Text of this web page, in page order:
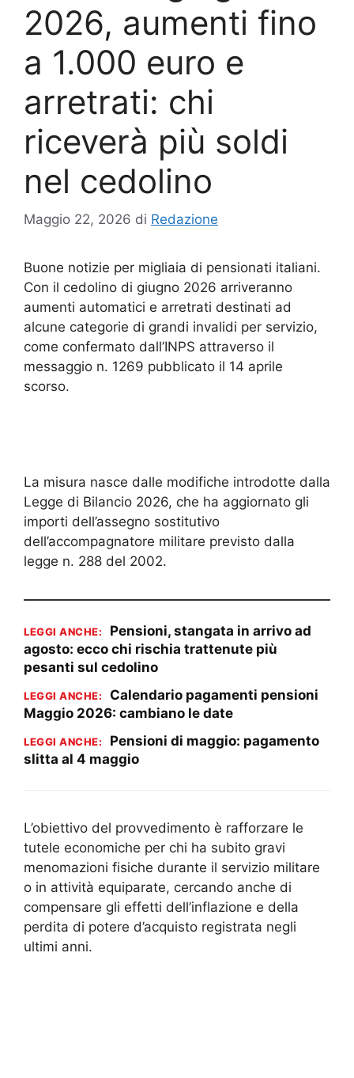
2026, aumenti fino
a 1.000 euro e
arretrati: chi
riceverà più soldi
nel cedolino
Maggio 22, 2026 di Redazione
Buone notizie per migliaia di pensionati italiani.
Con il cedolino di giugno 2026 arriveranno
aumenti automatici e arretrati destinati ad
alcune categorie di grandi invalidi per servizio,
come confermato dall’INPS attraverso il
messaggio n. 1269 pubblicato il 14 aprile
scorso.
La misura nasce dalle modifiche introdotte dalla
Legge di Bilancio 2026, che ha aggiornato gli
importi dell’assegno sostitutivo
dell’accompagnatore militare previsto dalla
legge n. 288 del 2002.
LEGGI ANCHE:
Pensioni, stangata in arrivo ad
agosto: ecco chi rischia trattenute più
pesanti sul cedolino
LEGGI ANCHE:
Calendario pagamenti pensioni
Maggio 2026: cambiano le date
LEGGI ANCHE:
Pensioni di maggio: pagamento
slitta al 4 maggio
L’obiettivo del provvedimento è rafforzare le
tutele economiche per chi ha subito gravi
menomazioni fisiche durante il servizio militare
o in attività equiparate, cercando anche di
compensare gli effetti dell’inflazione e della
perdita di potere d’acquisto registrata negli
ultimi anni.